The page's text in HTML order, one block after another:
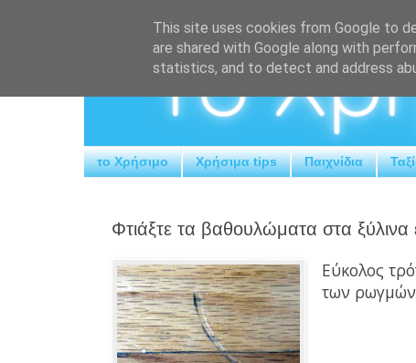
το Χρήσιμο Χρήσιμα tips Παιχνίδια
Φτιάξτε τα βαθουλώματα στα
Εύκολος
των ρωγμών
This site uses cookies from Google to
are shared with Google along with
statistics, and to detect and address